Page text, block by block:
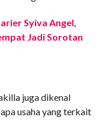
Syiva Angel,
Jadi Sorotan
juga dikenal
usaha yang terkait